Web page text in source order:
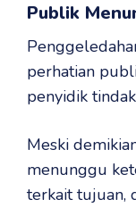
Publik
perhatian
penyidik
Meski
menunggu
terkait tujuan,